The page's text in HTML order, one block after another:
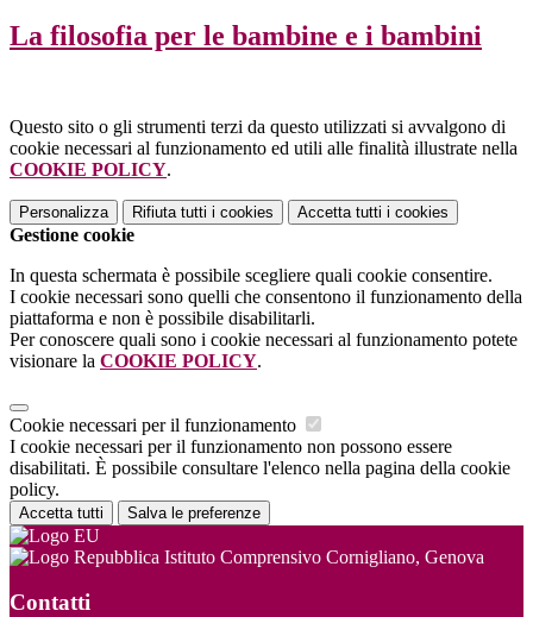
La filosofia per le bambine e i bambini
Questo sito o gli strumenti terzi da questo utilizzati si avvalgono di
cookie necessari al funzionamento ed utili alle finalità illustrate nella
COOKIE POLICY.
Personalizza Rifiuta tutti i cookies Accetta tutti i cookies
Gestione cookie
In questa schermata è possibile scegliere quali cookie consentire.
I cookie necessari sono quelli che consentono il funzionamento della
piattaforma e non è possibile disabilitarli.
Per conoscere quali sono i cookie necessari al funzionamento potete
visionare la COOKIE POLICY.
Cookie necessari per il funzionamento
I cookie necessari per il funzionamento non possono essere
disabilitati. È possibile consultare l'elenco nella pagina della cookie
policy.
Accetta tutti Salva le preferenze
Istituto Comprensivo Cornigliano, Genova
Contatti